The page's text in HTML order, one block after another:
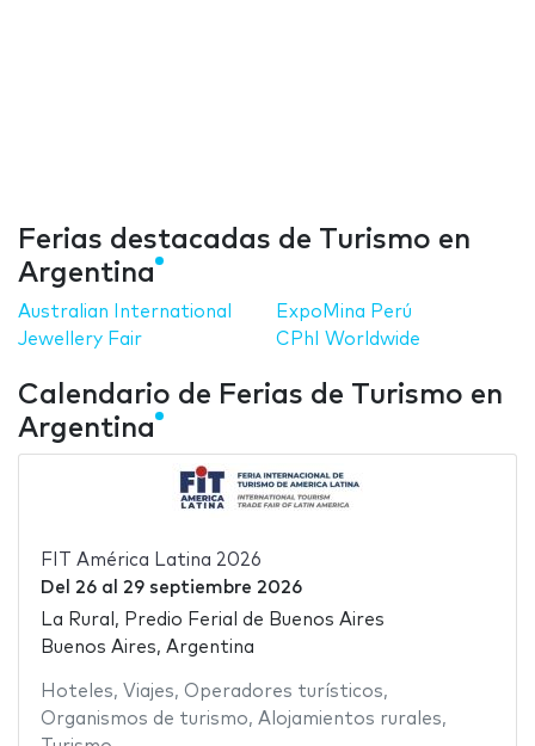
Ferias destacadas de Turismo en
Argentina
Australian International
Jewellery Fair
ExpoMina Perú
CPhI Worldwide
Calendario de Ferias de Turismo en
Argentina
FIT América Latina 2026
Del 26al 29 septiembre 2026
La Rural, Predio Ferial de Buenos Aires
Buenos Aires, Argentina
Hoteles, Viajes, Operadores turísticos,
Organismos de turismo, Alojamientos rurales,